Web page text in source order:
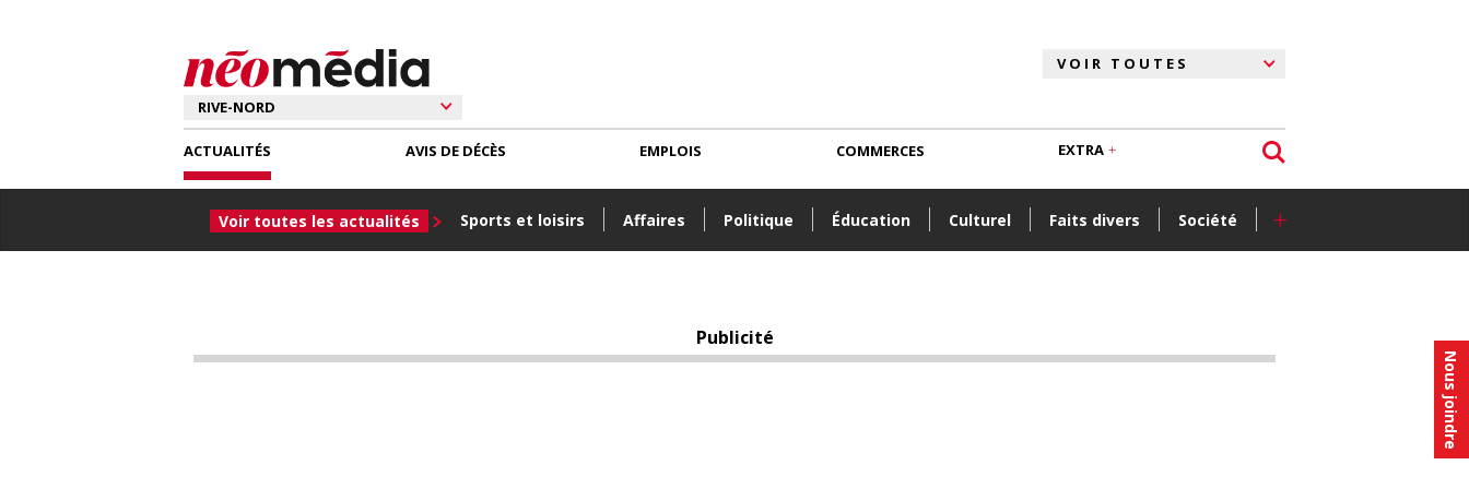
Nous joindre
ACTUALITÉS
Voir toutes les actualités Sports et loisirs Affaires Politique Éducation Culturel Faits divers Société +
AVIS DE DÉCÈS EMPLOIS COMMERCES EXTRA
Publicité